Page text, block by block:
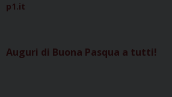
p1.it
Auguri di Buona Pasqua a tutti!